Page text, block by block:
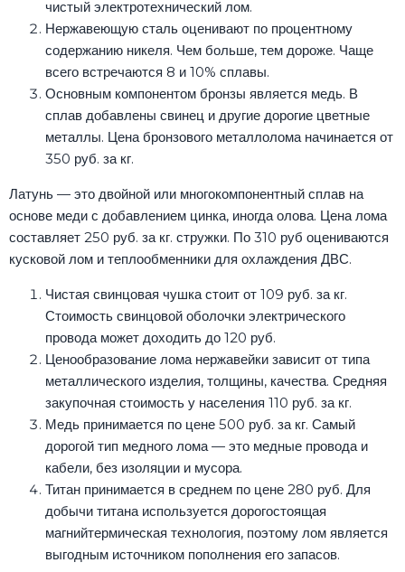
чистый электротехнический лом.
Нержавеющую сталь оценивают по процентному
содержанию никеля. Чем больше, тем дороже. Чаще
всего встречаются 8 и 10% сплавы.
Основным компонентом бронзы является медь. В
сплав добавлены свинец и другие дорогие цветные
металлы. Цена бронзового металлолома начинается от
350 руб. за кг.
Латунь — это двойной или многокомпонентный сплав на
основе меди с добавлением цинка, иногда олова. Цена лома
составляет 250 руб. за кг. стружки. По 310 руб оцениваются
кусковой лом и теплообменники для охлаждения ДВС.
Чистая свинцовая чушка стоит от 109 руб. за кг.
Стоимость свинцовой оболочки электрического
провода может доходить до 120 руб.
Ценообразование лома нержавейки зависит от типа
металлического изделия, толщины, качества. Средняя
закупочная стоимость у населения 110 руб. за кг.
Медь принимается по цене 500 руб. за кг. Самый
дорогой тип медного лома — это медные провода и
кабели, без изоляции и мусора.
Титан принимается в среднем по цене 280 руб. Для
добычи титана используется дорогостоящая
магнийтермическая технология, поэтому лом является
выгодным источником пополнения его запасов.